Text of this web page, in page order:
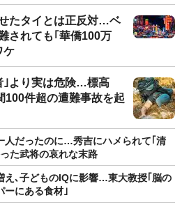
たタイとは正反対…ベ
されても｢華僑100万
ケ
｣より実は危険…標高
100件超の遭難事故を起
人だったのに…秀吉にハメられて｢清
た武将の哀れな末路
え､子どものIQに影響…東大教授｢脳の
ーにある食材｣